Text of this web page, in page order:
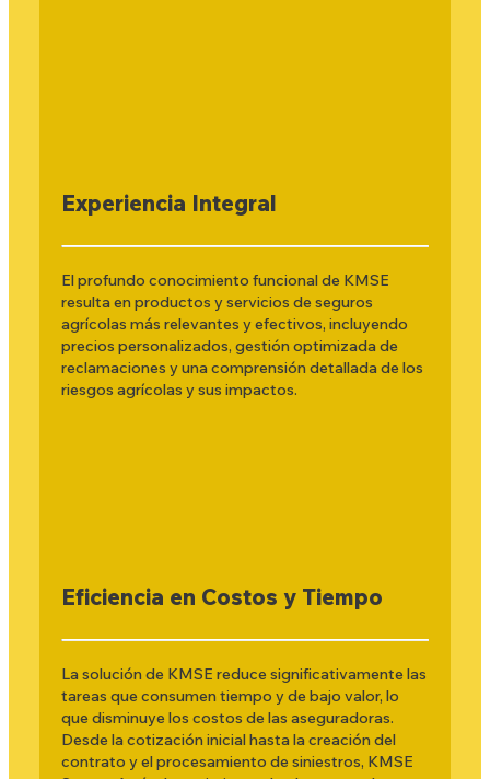
Experiencia Integral
El profundo conocimiento funcional de KMSE
resulta en productos y servicios de seguros
agrícolas más relevantes y efectivos, incluyendo
precios personalizados, gestión optimizada de
reclamaciones y una comprensión detallada de los
riesgos agrícolas y sus impactos.
Eficiencia en Costos y Tiempo
La solución de KMSE reduce significativamente las
tareas que consumen tiempo y de bajo valor, lo
que disminuye los costos de las aseguradoras.
Desde la cotización inicial hasta la creación del
contrato y el procesamiento de siniestros, KMSE